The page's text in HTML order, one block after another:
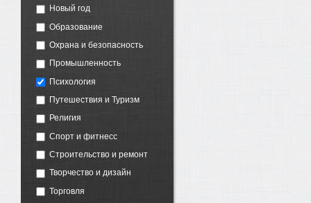
Новый год
Образование
Охрана и безопасность
Промышленность
Психология
Путешествия и Туризм
Религия
Спорт и фитнесс
Строительство и ремонт
Творчество и дизайн
Торговля